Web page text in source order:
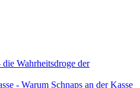
Wahrheitsdroge der
- Warum Schnaps an der Kasse